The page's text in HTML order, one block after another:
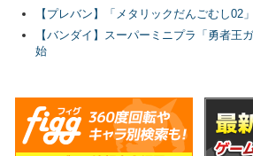
【プレバン】「メタリックだんごむし02
【バンダイ】スーパーミニプラ「勇者王
始